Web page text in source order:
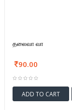
தலைவா வா
90.00
ADD TO CART